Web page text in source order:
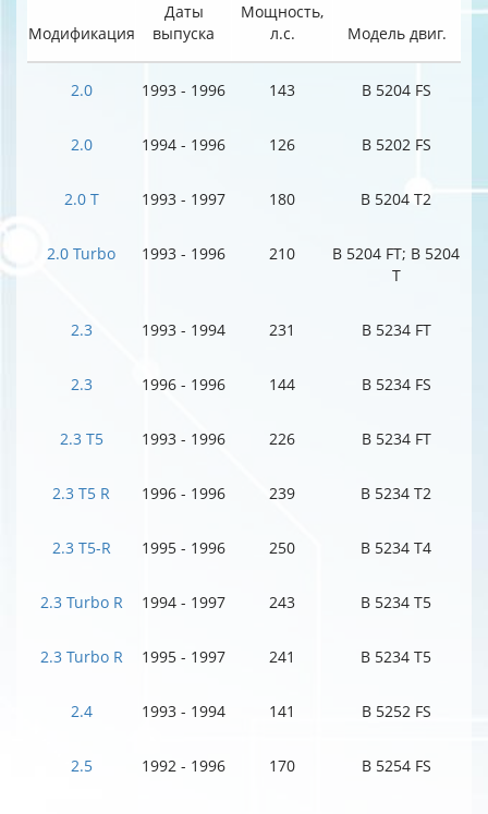
Модификация
Даты
выпуска
Мощность,
л.с.
Модель двиг.
2.0 1993 - 1996 143 B 5204 FS
2.0 1994 - 1996 126 B 5202 FS
2.0 T 1993 - 1997 180 B 5204 T2
2.0 Turbo 1993 - 1996 210
B 5204 FT; B 5204
T
2.3 1993 - 1994 231 B 5234 FT
2.3 1996 - 1996 144 B 5234 FS
2.3 T5 1993 - 1996 226 B 5234 FT
2.3 T5 R 1996 - 1996 239 B 5234 T2
2.3 T5-R 1995 - 1996 250 B 5234 T4
2.3 Turbo R 1994 - 1997 243 B 5234 T5
2.3 Turbo R 1995 - 1997 241 B 5234 T5
2.4 1993 - 1994 141 B 5252 FS
2.5 1992 - 1996 170 B 5254 FS